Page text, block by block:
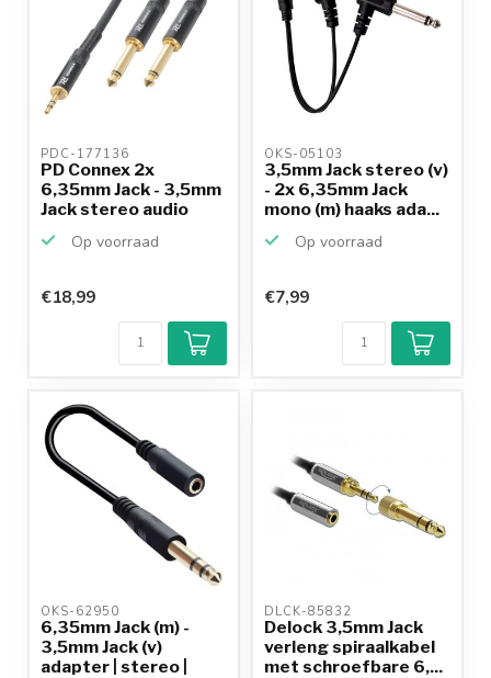
PDC-177136
PD Connex 2x
6,35mm Jack - 3,5mm
Jack stereo audio
Op voorraad
€18,99
OKS-05103
3,5mm Jack stereo (v)
- 2x 6,35mm Jack
mono (m) haaks ada...
Op voorraad
€7,99
OKS-62950
6,35mm Jack (m) -
3,5mm Jack (v)
adapter | stereo |
DLCK-85832
Delock 3,5mm Jack
verleng spiraalkabel
met schroefbare 6,...